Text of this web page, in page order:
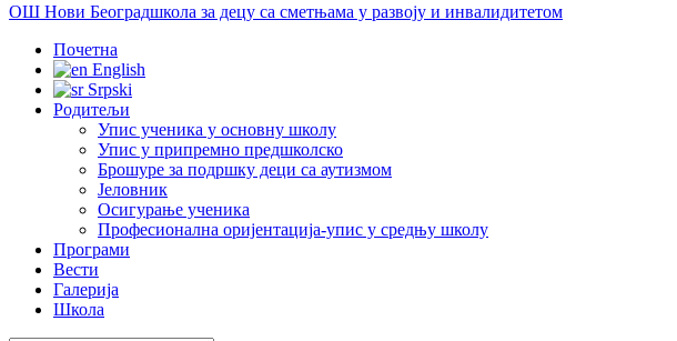
ОШ Нови Београдшкола за децу са сметњама у развоју и инвалидитетом
Почетна
English
Srpski
Родитељи
Упис ученика у основну школу
Упис у припремно предшколско
Брошуре за подршку деци са аутизмом
Јеловник
Осигурање ученика
Професионална оријентација-упис у средњу школу
Програми
Вести
Галерија
Школа